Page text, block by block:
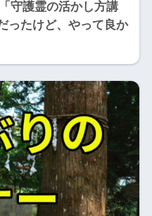
守護霊の活かし方講
ったけど、やって良か